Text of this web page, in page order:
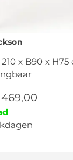
210 x B90 x